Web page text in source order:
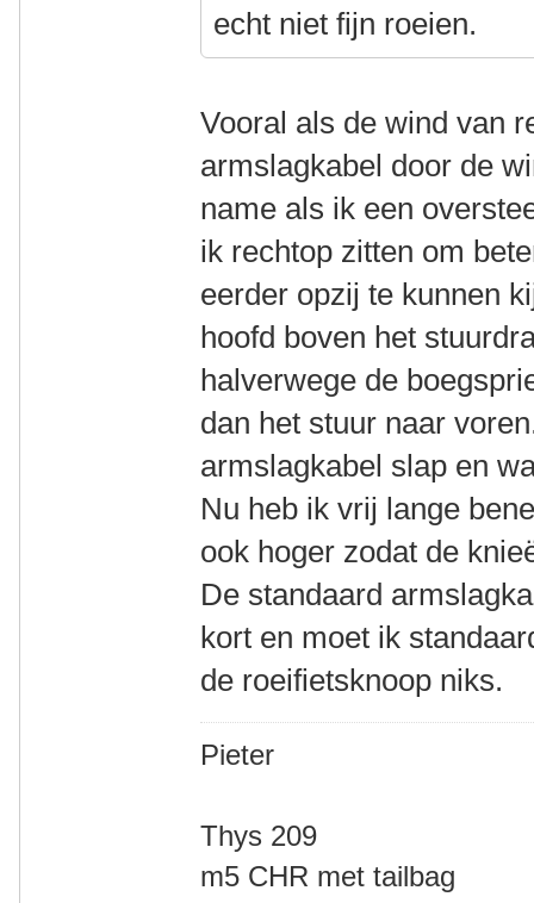
echt niet fijn roeien.
Vooral als de wind van
armslagkabel door de
name als ik een
ik rechtop zitten om
eerder opzij te kunnen
hoofd boven het
halverwege de
dan het stuur naar
armslagkabel slap en
Nu heb ik vrij lange
ook hoger zodat de
De standaard
kort en moet ik
de roeifietsknoop niks.
Pieter
Thys 209
m5 CHR met tailbag